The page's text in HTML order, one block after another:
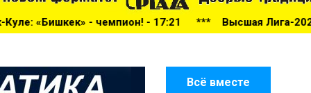
- 17:21 ***Высшая Лига-2026: беспощадный
Всё вместе